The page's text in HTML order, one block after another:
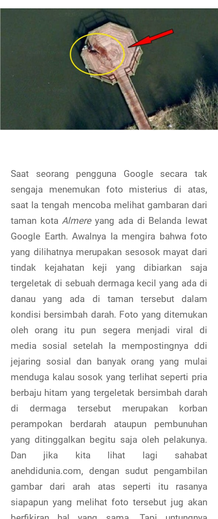
Saat seorang pengguna Google secara tak
sengaja menemukan foto misterius di atas,
saat Ia tengah mencoba melihat gambaran dari
taman kotaAlmereyang ada di Belanda lewat
Google Earth. Awalnya Ia mengira bahwa foto
yang dilihatnya merupakan sesosok mayat dari
tindak kejahatan keji yang dibiarkan saja
tergeletak di sebuah dermaga kecil yang ada di
danau yang ada di taman tersebut dalam
kondisi bersimbah darah. Foto yang ditemukan
oleh orang itu pun segera menjadi viral di
media sosial setelah Ia mempostingnya ddi
jejaring sosial dan banyak orang yang mulai
menduga kalau sosok yang terlihat seperti pria
berbaju hitam yang tergeletak bersimbah darah
di dermaga tersebut merupakan korban
perampokan berdarah ataupun pembunuhan
yang ditinggalkan begitu saja oleh pelakunya.
Dan jika kita lihat lagi sahabat
anehdidunia.com, dengan sudut pengambilan
gambar dari arah atas seperti itu rasanya
siapapun yang melihat foto tersebut jug akan